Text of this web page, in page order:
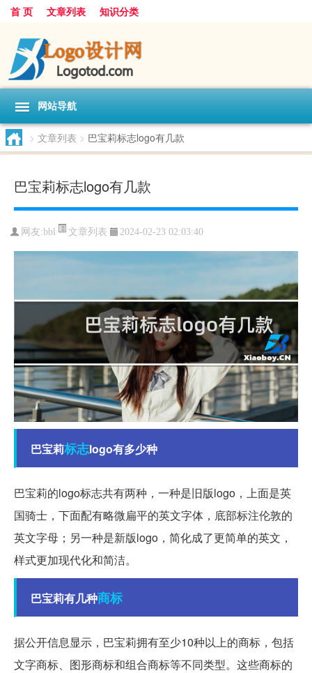
首 页 文章列表 知识分类
网站导航
> 文章列表 > 巴宝莉标志logo有几款
巴宝莉标志logo有几款
网友:bbl 文章列表 2024-02-23 02:03:40
巴宝莉标志logo有多少种
巴宝莉的logo标志共有两种，一种是旧版logo，上面是英
国骑士，下面配有略微扁平的英文字体，底部标注伦敦的
英文字母；另一种是新版logo，简化成了更简单的英文，
样式更加现代化和简洁。
巴宝莉有几种商标
据公开信息显示，巴宝莉拥有至少10种以上的商标，包括
文字商标、图形商标和组合商标等不同类型。这些商标的